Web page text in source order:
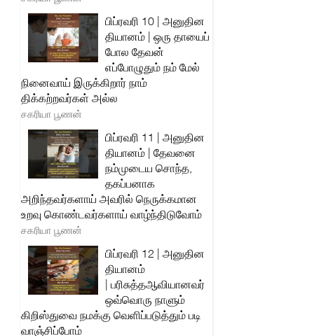
பிப்ரவரி 10 | அனுதின
தியானம் | ஒரு தாயைப்
போல தேவன்
எப்போழுதும் நம் மேல்
நினைவாய் இருக்கிறார் நாம்
திக்கற்றவர்கள் அல்ல
சகரியா பூணன்
பிப்ரவரி 11 | அனுதின
தியானம் | தேவனை
நம்முடைய சொந்த,
தகப்பனாக
அறிந்தவர்களாய் அவரில் நெருக்கமான
உறவு கொண்டவர்களாய் வாழ்ந்திடுவோம்
சகரியா பூணன்
பிப்ரவரி 12 | அனுதின
தியானம்
| பரிசுத்தஆவியானவர்
ஒவ்வொரு நாளும்
கிறிஸ்துவை நமக்கு வெளிப்படுத்தும் படி
வாஞ்சிப்போம்